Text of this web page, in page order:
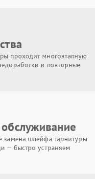
проходит многоэтапную
и повторные
замена шлейфа гарнитуры
— быстро устраняем